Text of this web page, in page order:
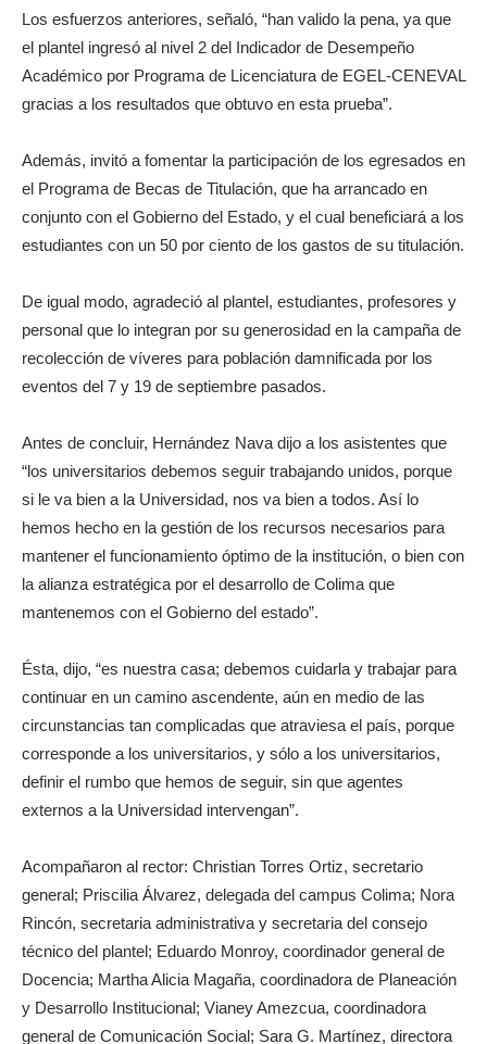
Los esfuerzos anteriores, señaló, “han valido la pena, ya que
el plantel ingresó al nivel 2 del Indicador de Desempeño
Académico por Programa de Licenciatura de EGEL-CENEVAL
gracias a los resultados que obtuvo en esta prueba”.
Además, invitó a fomentar la participación de los egresados en
el Programa de Becas de Titulación, que ha arrancado en
conjunto con el Gobierno del Estado, y el cual beneficiará a los
estudiantes con un 50 por ciento de los gastos de su titulación.
De igual modo, agradeció al plantel, estudiantes, profesores y
personal que lo integran por su generosidad en la campaña de
recolección de víveres para población damnificada por los
eventos del 7 y 19 de septiembre pasados.
Antes de concluir, Hernández Nava dijo a los asistentes que
“los universitarios debemos seguir trabajando unidos, porque
si le va bien a la Universidad, nos va bien a todos. Así lo
hemos hecho en la gestión de los recursos necesarios para
mantener el funcionamiento óptimo de la institución, o bien con
la alianza estratégica por el desarrollo de Colima que
mantenemos con el Gobierno del estado”.
Ésta, dijo, “es nuestra casa; debemos cuidarla y trabajar para
continuar en un camino ascendente, aún en medio de las
circunstancias tan complicadas que atraviesa el país, porque
corresponde a los universitarios, y sólo a los universitarios,
definir el rumbo que hemos de seguir, sin que agentes
externos a la Universidad intervengan”.
Acompañaron al rector: Christian Torres Ortiz, secretario
general; Priscilia Álvarez, delegada del campus Colima; Nora
Rincón, secretaria administrativa y secretaria del consejo
técnico del plantel; Eduardo Monroy, coordinador general de
Docencia; Martha Alicia Magaña, coordinadora de Planeación
y Desarrollo Institucional; Vianey Amezcua, coordinadora
general de Comunicación Social; Sara G. Martínez, directora